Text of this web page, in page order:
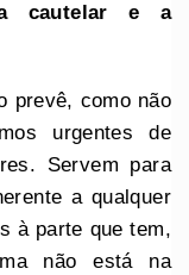
cautelar e a
prevê, como não
urgentes de
Servem para
a qualquer
à parte que tem,
não está na